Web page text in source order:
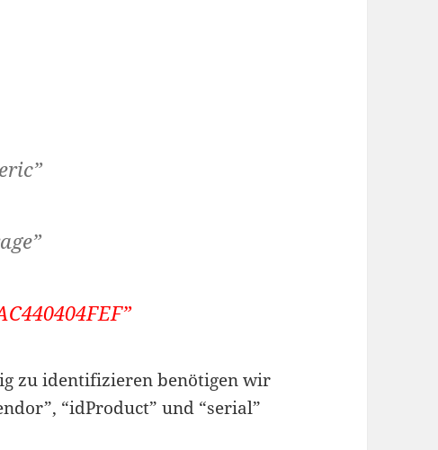
zu identifizieren benötigen wir
“idProduct” und “serial”